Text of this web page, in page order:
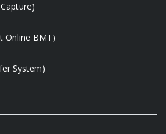
Online BMT)
System)